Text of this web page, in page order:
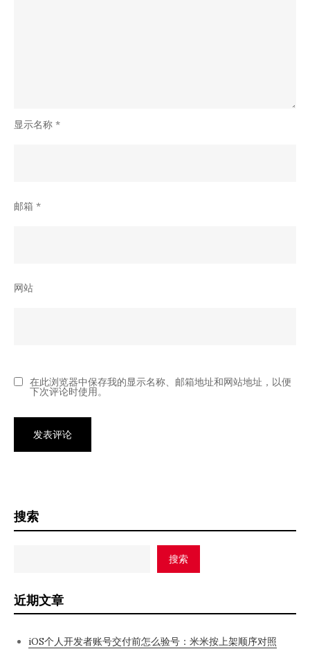
显示名称 *
邮箱 *
网站
在此浏览器中保存我的显示名称、邮箱地址和网站地址，以便
下次评论时使用。
搜索
搜索
近期文章
iOS个人开发者账号交付前怎么验号：米米按上架顺序对照